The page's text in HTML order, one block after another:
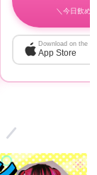
＼今日飲め
Download on the
App Store